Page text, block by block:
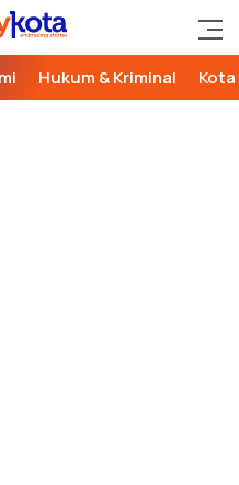
Hukum & Kriminal Kota